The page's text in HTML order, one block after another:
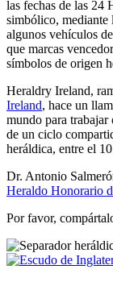
las fechas de las 24
simbólico, mediante
algunos vehículos
que marcas
símbolos de origen
Heraldry Ireland,
Ireland, hace un
mundo para
de un ciclo
heráldica, entre el
Dr. Antonio
Heraldo Honorario
Por favor,